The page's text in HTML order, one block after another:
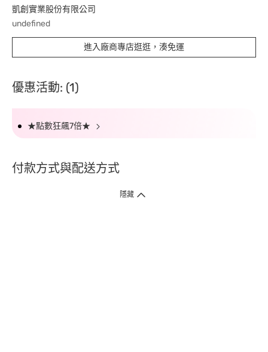
凱創實業股份有限公司
undefined
進入廠商專店逛逛，湊免運
優惠活動: (1)
★點數狂飆7倍★
付款方式與配送方式
隱藏